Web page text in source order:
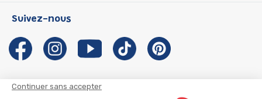
Continuer sans accepter
Les Influenceuses
Migali
Petite Taupe
Notre histoire
Auzou s'engage
Auteurs et illustrateurs Auzou
Suivez-nous